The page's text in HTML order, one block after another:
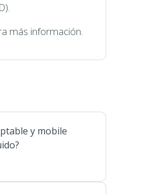
más información.
y mobile